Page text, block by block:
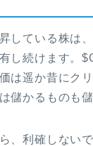
している株は
し続けます。
は遥か昔にク
儲かるものも
、利確しない